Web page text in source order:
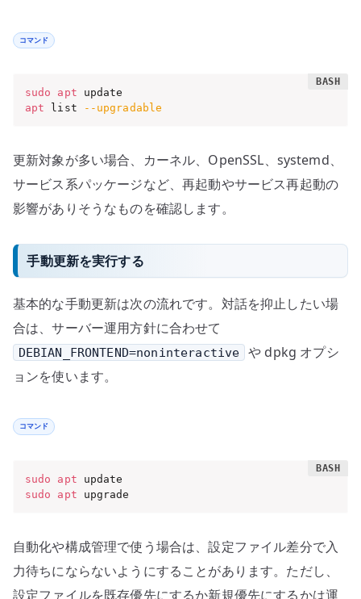
コマンド
sudo apt
apt list --upgradable
更新対象が多い場合、カーネル、OpenSSL、systemd、
サービス系パッケージなど、再起動やサービス再起動の
影響がありそうなものを確認します。
手動更新を実行する
基本的な手動更新は次の流れです。対話を抑止したい場
合は、サーバー運用方針に合わせて
DEBIAN_FRONTEND=noninteractive
や dpkg オプシ
ョンを使います。
コマンド
sudo apt
sudo
apt upgrade
自動化や構成管理で使う場合は、設定ファイル差分で入
力待ちにならないようにすることがあります。ただし、
設定ファイルを既存優先にするか新規優先にするかは運